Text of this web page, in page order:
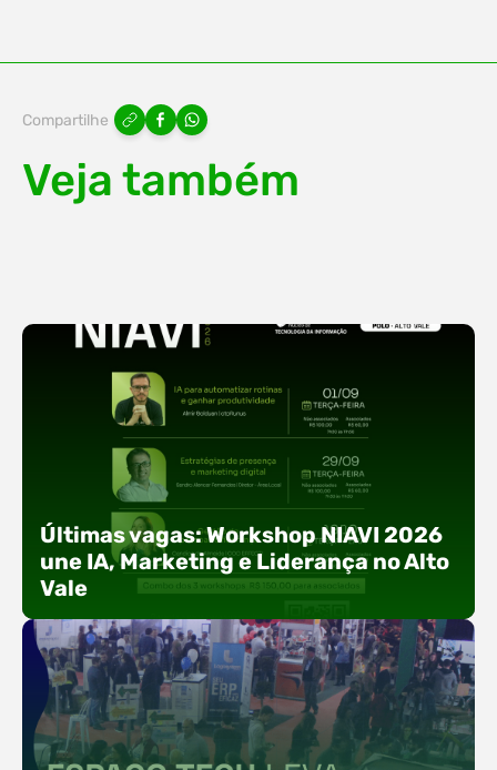
Compartilhe
Veja também
Últimas vagas: Workshop NIAVI 2026
une IA, Marketing e Liderança no Alto
Vale